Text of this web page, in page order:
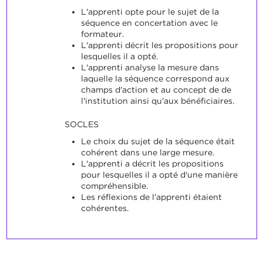
L'apprenti opte pour le sujet de la
séquence en concertation avec le
formateur.
L'apprenti décrit les propositions pour
lesquelles il a opté.
L'apprenti analyse la mesure dans
laquelle la séquence correspond aux
champs d'action et au concept de de
l'institution ainsi qu'aux bénéficiaires.
SOCLES
Le choix du sujet de la séquence était
cohérent dans une large mesure.
L'apprenti a décrit les propositions
pour lesquelles il a opté d'une manière
compréhensible.
Les réflexions de l'apprenti étaient
cohérentes.